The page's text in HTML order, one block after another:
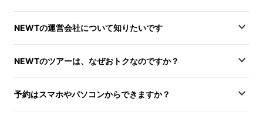
NEWTの運営会社について知りたいです
NEWTのツアーは、なぜおトクなのですか？
予約はスマホやパソコンからできますか？